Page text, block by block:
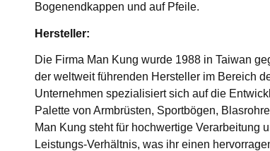
Bogenendkappen und auf Pfeile.
Hersteller:
Die Firma Man Kung wurde 1988 in Taiwan
der weltweit führenden Hersteller im Bereich
Unternehmen spezialisiert sich auf die
Palette von Armbrüsten, Sportbögen,
Man Kung steht für hochwertige Verarbeitung
Leistungs-Verhältnis, was ihr einen